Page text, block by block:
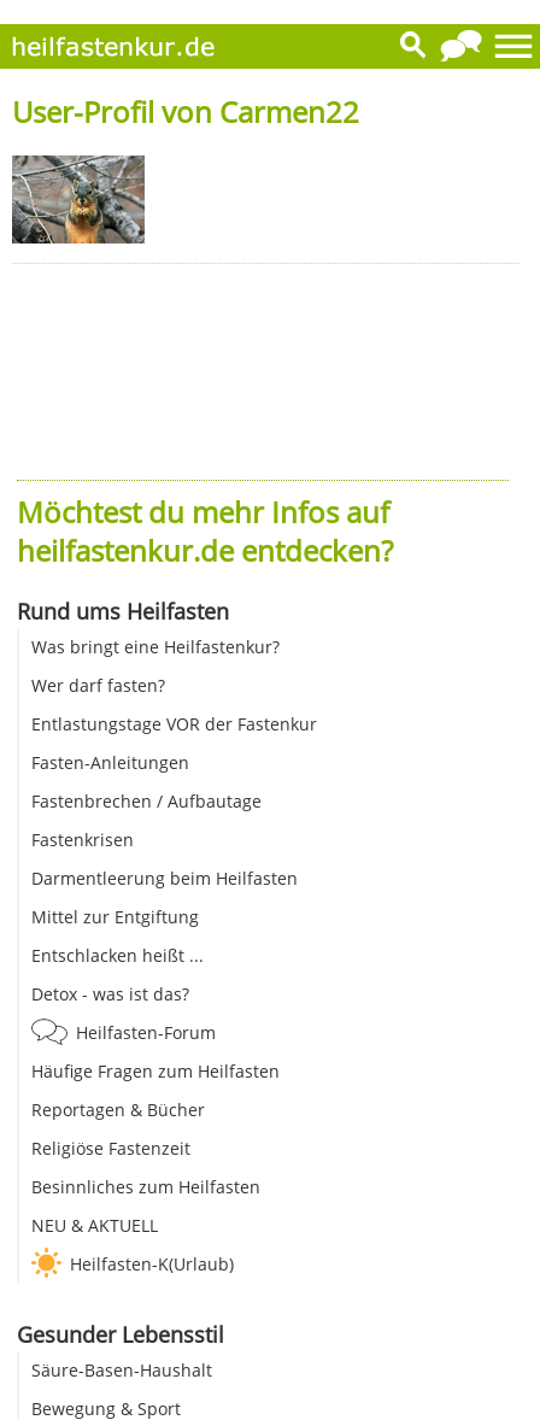
User-Profil von Carmen22
Möchtest du mehr Infos auf
heilfastenkur.de entdecken?
Rund ums Heilfasten
Was bringt eine Heilfastenkur?
Wer darf fasten?
Entlastungstage VOR der Fastenkur
Fasten-Anleitungen
Fastenbrechen / Aufbautage
Fastenkrisen
Darmentleerung beim Heilfasten
Mittel zur Entgiftung
Entschlacken heißt ...
Detox - was ist das?
Heilfasten-Forum
Häufige Fragen zum Heilfasten
Reportagen & Bücher
Religiöse Fastenzeit
Besinnliches zum Heilfasten
NEU & AKTUELL
Heilfasten-K(Urlaub)
Gesunder Lebensstil
Säure-Basen-Haushalt
Bewegung & Sport